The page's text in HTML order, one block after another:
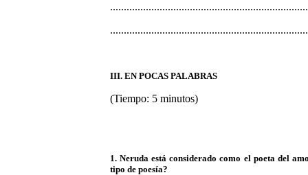
III. EN POCAS PALABRAS
(Tiempo: 5 minutos)
1. Neruda está considerado como el poeta del
tipo de poesía?